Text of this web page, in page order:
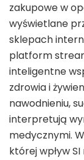
zakupowe w
wyświetlane
sklepach
platform
inteligentne
zdrowia i
nawodnieniu,
interpretują
medycznymi.
której wpływ